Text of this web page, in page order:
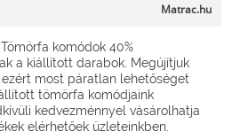
Matrac.hu
komódok 40%
a kiállított darabok. Megújítjuk
most páratlan lehetőséget
tömörfa komódjaink
kedvezménnyel vásárolhatja
elérhetőek üzleteinkben.